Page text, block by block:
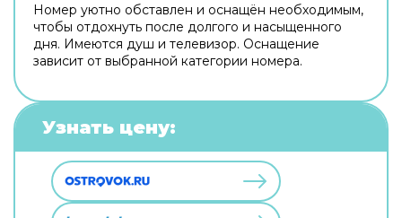
Номер уютно обставлен и оснащён необходимым,
чтобы отдохнуть после долгого и насыщенного
дня. Имеются душ и телевизор. Оснащение
зависит от выбранной категории номера.
Узнать цену: